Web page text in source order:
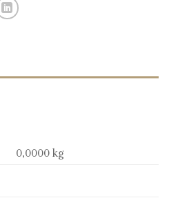
0,0000 kg